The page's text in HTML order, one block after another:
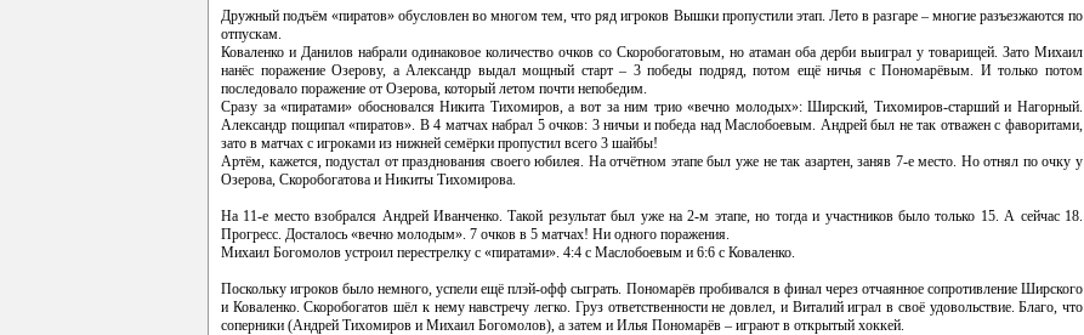
Дружный подъём «пиратов» обусловлен во многом тем, что ряд игроков Вышки пропустили этап. Лето в разгаре – многие разъезжаются по
отпускам.
Коваленко и Данилов набрали одинаковое количество очков со Скоробогатовым, но атаман оба дерби выиграл у товарищей. Зато Михаил
нанёс поражение Озерову, а Александр выдал мощный старт – 3 победы подряд, потом ещё ничья с Пономарёвым. И только потом
последовало поражение от Озерова, который летом почти непобедим.
Сразу за «пиратами» обосновался Никита Тихомиров, а вот за ним трио «вечно молодых»: Ширский, Тихомиров-старший и Нагорный.
Александр пощипал «пиратов». В 4 матчах набрал 5 очков: 3 ничьи и победа над Маслобоевым. Андрей был не так отважен с фаворитами,
зато в матчах с игроками из нижней семёрки пропустил всего 3 шайбы!
Артём, кажется, подустал от празднования своего юбилея. На отчётном этапе был уже не так азартен, заняв 7-е место. Но отнял по очку у
Озерова, Скоробогатова и Никиты Тихомирова.
На 11-е место взобрался Андрей Иванченко. Такой результат был уже на 2-м этапе, но тогда и участников было только 15. А сейчас 18.
Прогресс. Досталось «вечно молодым». 7 очков в 5 матчах! Ни одного поражения.
Михаил Богомолов устроил перестрелку с «пиратами». 4:4 с Маслобоевым и 6:6 с Коваленко.
Поскольку игроков было немного, успели ещё плэй-офф сыграть. Пономарёв пробивался в финал через отчаянное сопротивление Ширского
и Коваленко. Скоробогатов шёл к нему навстречу легко. Груз ответственности не довлел, и Виталий играл в своё удовольствие. Благо, что
соперники (Андрей Тихомиров и Михаил Богомолов), а затем и Илья Пономарёв – играют в открытый хоккей.